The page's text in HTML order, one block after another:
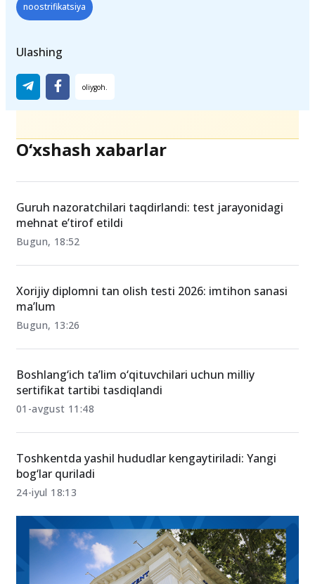
noostrifikatsiya
Ulashing
O‘xshash xabarlar
Guruh nazoratchilari taqdirlandi: test jarayonidagi
mehnat e’tirof etildi
Bugun, 18:52
Xorijiy diplomni tan olish testi 2026: imtihon sanasi
ma’lum
Bugun, 13:26
Boshlang‘ich ta’lim o‘qituvchilari uchun milliy
sertifikat tartibi tasdiqlandi
01-avgust 11:48
Toshkentda yashil hududlar kengaytiriladi: Yangi
bog‘lar quriladi
24-iyul 18:13